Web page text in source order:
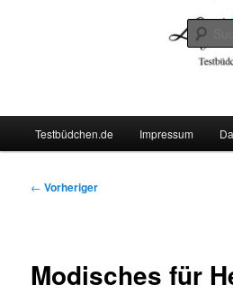
Testbüdchen.de Impressum
Beitragsnavigation
← Vorheriger
Modisches für